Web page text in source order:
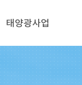
태양광사업